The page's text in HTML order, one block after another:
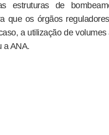
estruturas de
que os órgãos
a utilização de
a ANA.